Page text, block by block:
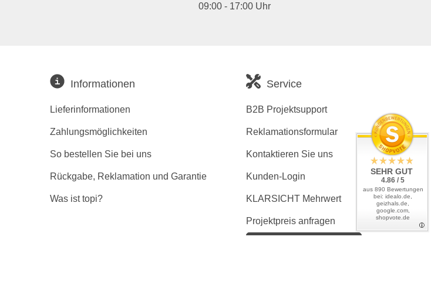
09:00 - 17:00 Uhr
Informationen
Lieferinformationen
Zahlungsmöglichkeiten
So bestellen Sie bei uns
Rückgabe, Reklamation und Garantie
Was ist topi?
Service
B2B Projektsupport
Reklamationsformular
Kontaktieren Sie uns
Kunden-Login
KLARSICHT Mehrwert
Projektpreis anfragen
SEHR GUT
4.86 / 5
aus 890 Bewertungen
bei: idealo.de,
geizhals.de,
google.com,
shopvote.de